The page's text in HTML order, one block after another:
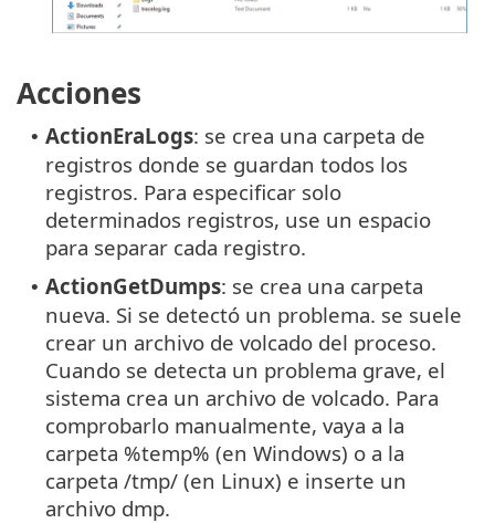
Acciones
• ActionEraLogs: se crea una carpeta de
registros donde se guardan todos los
registros. Para especificar solo
determinados registros, use un espacio
para separar cada registro.
• ActionGetDumps: se crea una carpeta
nueva. Si se detectó un problema. se suele
crear un archivo de volcado del proceso.
Cuando se detecta un problema grave, el
sistema crea un archivo de volcado. Para
comprobarlo manualmente, vaya a la
carpeta %temp% (en Windows) o a la
carpeta /tmp/ (en Linux) e inserte un
archivo dmp.